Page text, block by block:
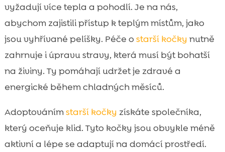
vyžadují více tepla a pohodlí. Je na nás,
abychom zajistili přístup k teplým místům, jako
jsou vyhřívané pelíšky. Péče o starší kočky nutně
zahrnuje i úpravu stravy, která musí být bohatší
na živiny. Ty pomáhají udržet je zdravé a
energické během chladných měsíců.
Adoptovánímstarší kočky získáte společníka,
který oceňuje klid. Tyto kočky jsou obvykle méně
aktivní a lépe se adaptují na domácí prostředí.